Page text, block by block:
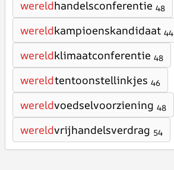
wereldhandelsconferentie 48
wereldkampioenskandidaat 44
wereldklimaatconferentie 48
wereldtentoonstellinkjes 46
wereldvoedselvoorziening 48
wereldvrijhandelsverdrag 54